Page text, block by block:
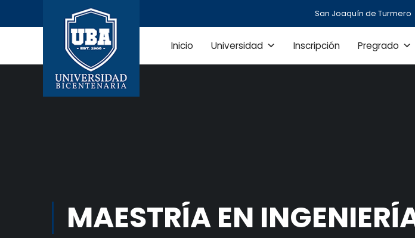
San Joaquín de Turmero
Inicio Universidad Inscripción Pregrado
MAESTRÍA EN